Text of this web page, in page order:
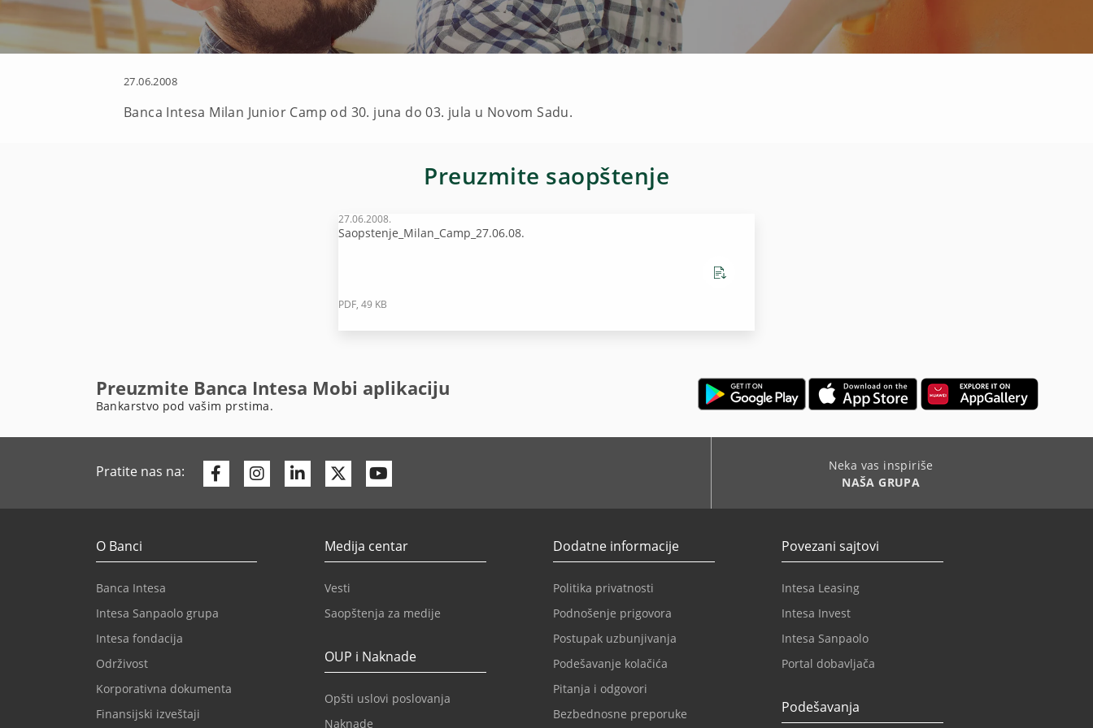
27.06.2008
Banca Intesa Milan Junior Camp od 30. juna do 03. jula u Novom Sadu.
Preuzmite saopštenje
27.06.2008.
Saopstenje_Milan_Camp_27.06.08.
PDF, 49 KB
Preuzmite Banca Intesa Mobi aplikaciju
Bankarstvo pod vašim prstima.
Pratite nas na: FacebookInstagram
LinkedinTwitter
Neka vas inspiriše
NAŠA GRUPA
O Banci
Banca Intesa
Intesa Sanpaolo grupa
Intesa fondacija
Održivost
Korporativna dokumenta
Finansijski izveštaji
Medija centar
Vesti
Saopštenja za medije
OUP i Naknade
Opšti uslovi poslovanja
Naknade
Dodatne informacije
Politika privatnosti
Podnošenje prigovora
Postupak uzbunjivanja
Podešavanje kolačića
Pitanja i odgovori
Bezbednosne preporuke
Povezani sajtovi
Intesa Leasing
Intesa Invest
Intesa Sanpaolo
Portal dobavljača
Podešavanja